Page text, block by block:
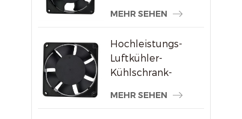
MEHR SEHEN
Hochleistungs-
Luftkühler-
Kühlschrank-
x 120 x 38 mm
MEHR SEHEN